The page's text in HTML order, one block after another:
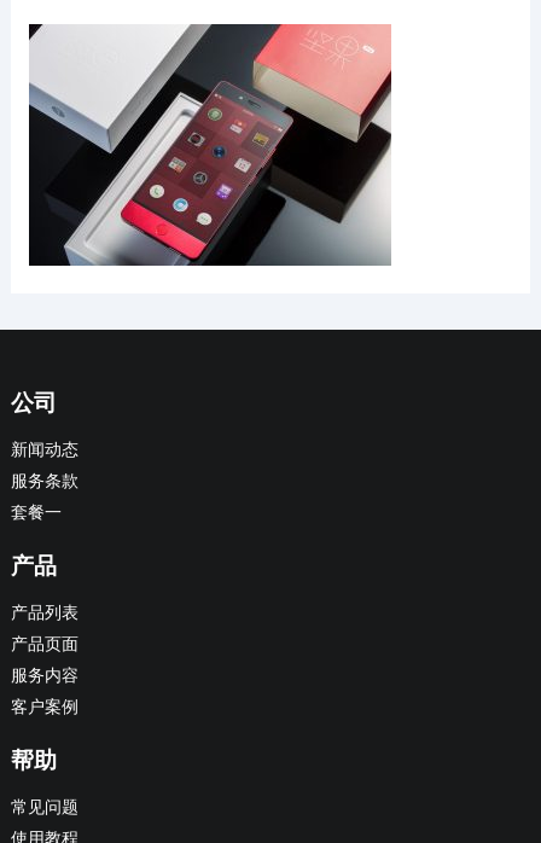
公司
新闻动态
服务条款
套餐一
产品
产品列表
产品页面
服务内容
客户案例
帮助
常见问题
使用教程